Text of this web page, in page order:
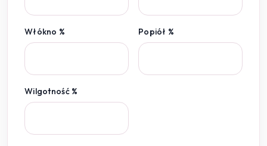
Włókno % Popiół %
Wilgotność %